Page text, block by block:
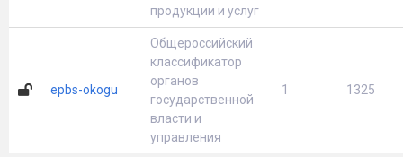
продукции и услуг
epbs-okogu
Общероссийский
классификатор
органов
государственной
власти и
управления
1 1325